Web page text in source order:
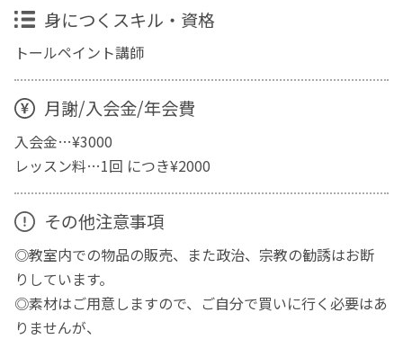
身につくスキル・資格
トールペイント講師
月謝/入会金/年会費
入会金…¥3000
レッスン料…1回 につき¥2000
その他注意事項
◎教室内での物品の販売、また政治、宗教の勧誘はお断
りしています。
◎素材はご用意しますので、ご自分で買いに行く必要はあ
りませんが、